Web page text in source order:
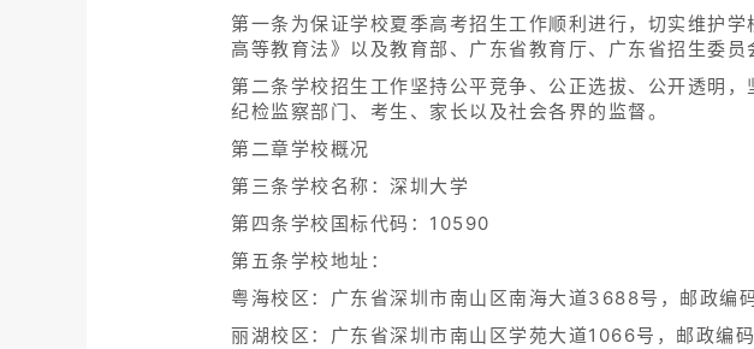
第一条为保证学校夏季高考招生工作顺利进行，切实维护
高等教育法》以及教育部、广东省教育厅、广东省招生委
第二条学校招生工作坚持公平竞争、公正选拔、公开透明
纪检监察部门、考生、家长以及社会各界的监督。
第二章学校概况
第三条学校名称：深圳大学
第四条学校国标代码：10590
第五条学校地址：
粤海校区：广东省深圳市南山区南海大道3688号，邮政编
丽湖校区：广东省深圳市南山区学苑大道1066号，邮政编